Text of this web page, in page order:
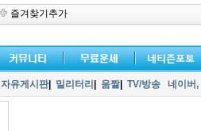
즐겨찾기추가
자유게시판| 밀리터리 움짤| TV/방송 네이버,